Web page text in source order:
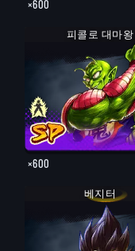
×600
피콜로 대마왕: 노
피콜로 대마왕
×600
베지터